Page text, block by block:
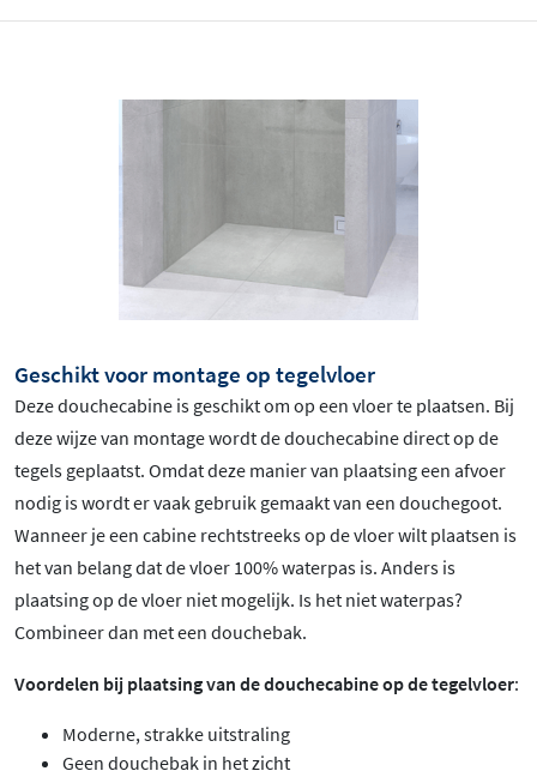
Geschikt voor montage op tegelvloer
Deze douchecabine is geschikt om op een vloer te plaatsen. Bij
deze wijze van montage wordt de douchecabine direct op de
tegels geplaatst. Omdat deze manier van plaatsing een afvoer
nodig is wordt er vaak gebruik gemaakt van een douchegoot.
Wanneer je een cabine rechtstreeks op de vloer wilt plaatsen is
het van belang dat de vloer 100% waterpas is. Anders is
plaatsing op de vloer niet mogelijk. Is het niet waterpas?
Combineer dan met een douchebak.
Voordelen bij plaatsing van de douchecabine op de tegelvloer:
Moderne, strakke uitstraling
Geen douchebak in het zicht